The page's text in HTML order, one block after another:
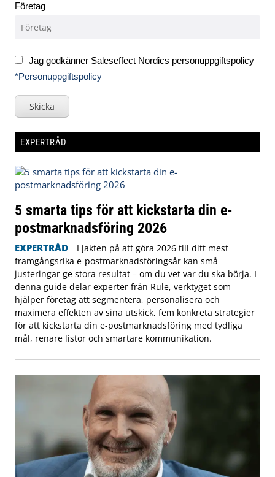
Företag
Jag godkänner Saleseffect Nordics personuppgiftspolicy
*Personuppgiftspolicy
Skicka
EXPERTRÅD
5 smarta tips för att kickstarta din e-
postmarknadsföring 2026
EXPERTRÅD
I jakten på att göra 2026 till ditt mest
framgångsrika e-postmarknadsföringsår kan små
justeringar ge stora resultat – om du vet var du ska börja. I
denna guide delar experter från Rule, verktyget som
hjälper företag att segmentera, personalisera och
maximera effekten av sina utskick, fem konkreta strategier
för att kickstarta din e-postmarknadsföring med tydliga
mål, renare listor och smartare kommunikation.